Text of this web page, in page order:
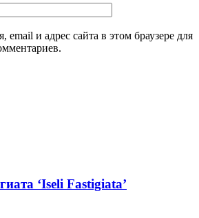
email и адрес сайта в этом браузере для
‘Iseli Fastigiata’